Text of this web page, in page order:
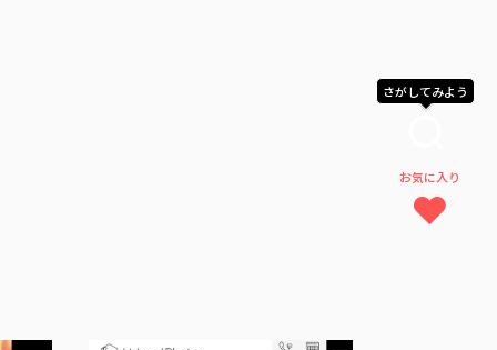
さがしてみよう
お気に入り